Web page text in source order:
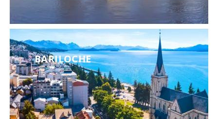
BARILOCHE